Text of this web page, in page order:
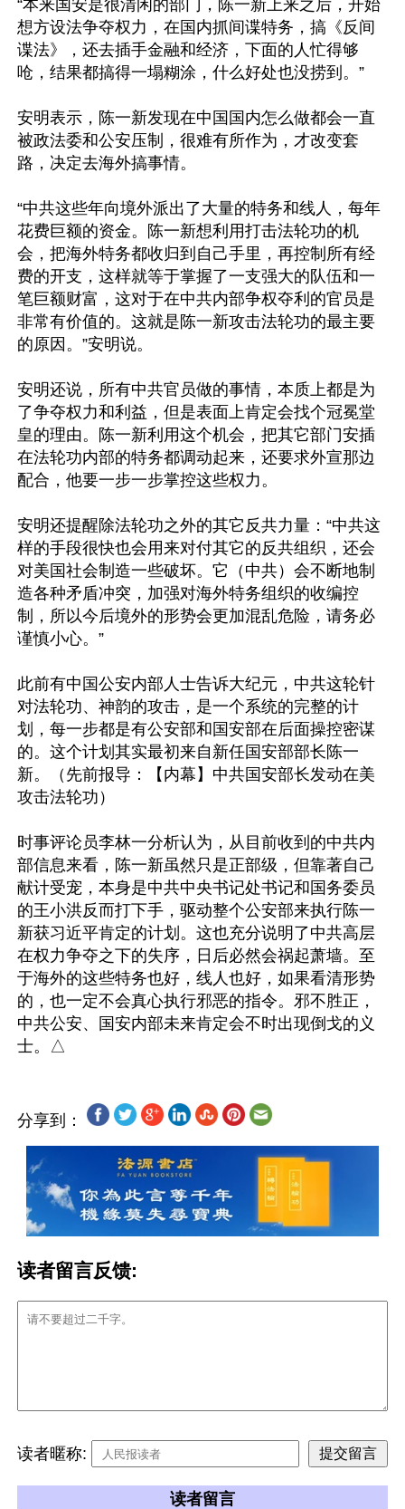
“本来国安是很清闲的部门，陈一新上来之后，开始
想方设法争夺权力，在国内抓间谍特务，搞《反间
谍法》，还去插手金融和经济，下面的人忙得够
呛，结果都搞得一塌糊涂，什么好处也没捞到。”
安明表示，陈一新发现在中国国内怎么做都会一直
被政法委和公安压制，很难有所作为，才改变套
路，决定去海外搞事情。
“中共这些年向境外派出了大量的特务和线人，每年
花费巨额的资金。陈一新想利用打击法轮功的机
会，把海外特务都收归到自己手里，再控制所有经
费的开支，这样就等于掌握了一支强大的队伍和一
笔巨额财富，这对于在中共内部争权夺利的官员是
非常有价值的。这就是陈一新攻击法轮功的最主要
的原因。”安明说。
安明还说，所有中共官员做的事情，本质上都是为
了争夺权力和利益，但是表面上肯定会找个冠冕堂
皇的理由。陈一新利用这个机会，把其它部门安插
在法轮功内部的特务都调动起来，还要求外宣那边
配合，他要一步一步掌控这些权力。
安明还提醒除法轮功之外的其它反共力量：“中共这
样的手段很快也会用来对付其它的反共组织，还会
对美国社会制造一些破坏。它（中共）会不断地制
造各种矛盾冲突，加强对海外特务组织的收编控
制，所以今后境外的形势会更加混乱危险，请务必
谨慎小心。”
此前有中国公安内部人士告诉大纪元，中共这轮针
对法轮功、神韵的攻击，是一个系统的完整的计
划，每一步都是有公安部和国安部在后面操控密谋
的。这个计划其实最初来自新任国安部部长陈一
新。（先前报导：【内幕】中共国安部长发动在美
攻击法轮功）
时事评论员李林一分析认为，从目前收到的中共内
部信息来看，陈一新虽然只是正部级，但靠著自己
献计受宠，本身是中共中央书记处书记和国务委员
的王小洪反而打下手，驱动整个公安部来执行陈一
新获习近平肯定的计划。这也充分说明了中共高层
在权力争夺之下的失序，日后必然会祸起萧墙。至
于海外的这些特务也好，线人也好，如果看清形势
的，也一定不会真心执行邪恶的指令。邪不胜正，
中共公安、国安内部未来肯定会不时出现倒戈的义
分享到：
读者留言反馈:
读者暱称:
读者留言